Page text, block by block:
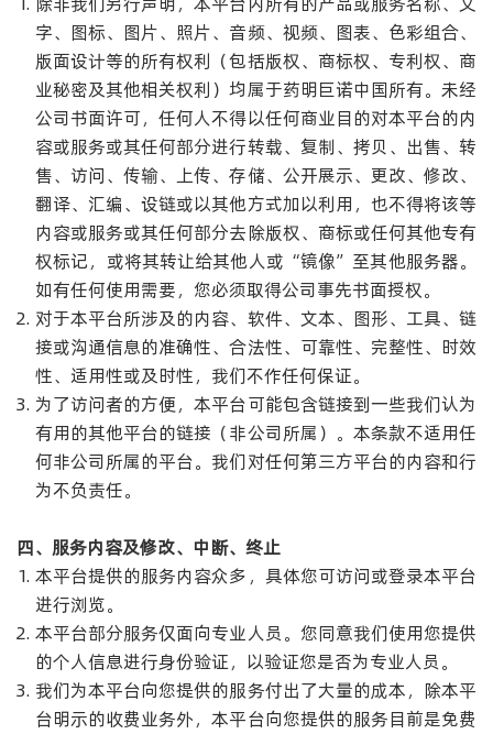
字、图标、图片、照片、音频、视频、图表、色彩组合、
版面设计等的所有权利（包括版权、商标权、专利权、商
业秘密及其他相关权利）均属于药明巨诺中国所有。未经
公司书面许可，任何人不得以任何商业目的对本平台的内
容或服务或其任何部分进行转载、复制、拷贝、出售、转
售、访问、传输、上传、存储、公开展示、更改、修改、
翻译、汇编、设链或以其他方式加以利用，也不得将该等
内容或服务或其任何部分去除版权、商标或任何其他专有
权标记，或将其转让给其他人或“镜像”至其他服务器。
如有任何使用需要，您必须取得公司事先书面授权。
对于本平台所涉及的内容、软件、文本、图形、工具、链
接或沟通信息的准确性、合法性、可靠性、完整性、时效
性、适用性或及时性，我们不作任何保证。
为了访问者的方便，本平台可能包含链接到一些我们认为
有用的其他平台的链接（非公司所属）。本条款不适用任
何非公司所属的平台。我们对任何第三方平台的内容和行
为不负责任。
四、服务内容及修改、中断、终止
本平台提供的服务内容众多，具体您可访问或登录本平台
进行浏览。
本平台部分服务仅面向专业人员。您同意我们使用您提供
的个人信息进行身份验证，以验证您是否为专业人员。
我们为本平台向您提供的服务付出了大量的成本，除本平
台明示的收费业务外，本平台向您提供的服务目前是免费